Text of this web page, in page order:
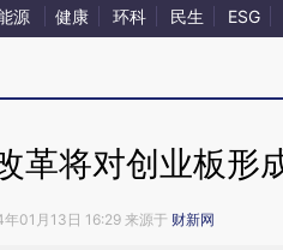
源 健康 环科 民生 ESG
革将对创业板形
年01月13日 16:29 来源于 财新网